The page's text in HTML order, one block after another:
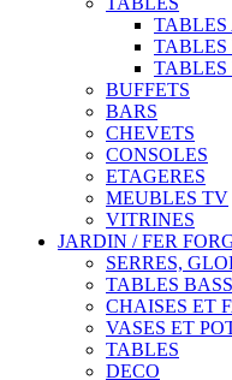
TABLES
TABLES
TABLES
BUFFETS
BARS
CHEVETS
CONSOLES
ETAGERES
MEUBLES TV
VITRINES
JARDIN / FER
SERRES,
TABLES
CHAISES ET
VASES ET
TABLES
DECO